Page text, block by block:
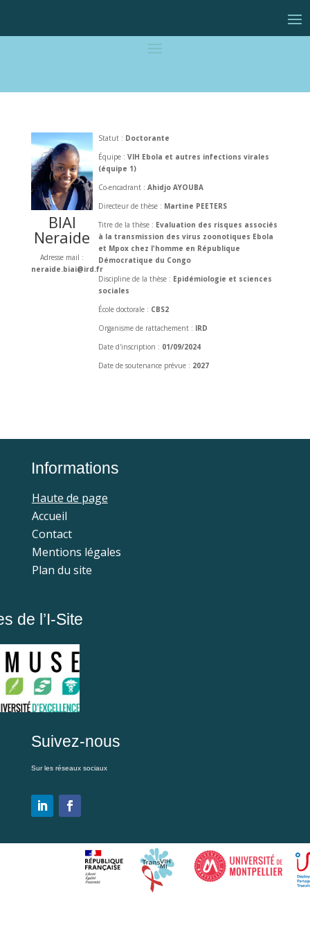
BIAI
Neraide
Adresse mail :
neraide.biai@ird.fr
Statut : Doctorante
Équipe : VIH Ebola et autres infections virales
(équipe 1)
Co-encadrant : Ahidjo AYOUBA
Directeur de thèse : Martine PEETERS
Titre de la thèse : Evaluation des risques associés
à la transmission des virus zoonotiques Ebola
et Mpox chez l'homme en République
Démocratique du Congo
Discipline de la thèse : Epidémiologie et sciences
sociales
École doctorale : CBS2
Organisme de rattachement : IRD
Date d'inscription : 01/09/2024
Date de soutenance prévue : 2027
Informations
Haute de page
Accueil
Contact
Mentions légales
Plan du site
de l’I-Site
Suivez-nous
Sur les réseaux sociaux